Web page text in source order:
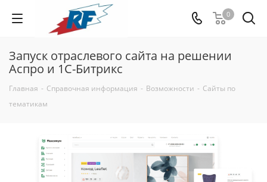
0
Запуск отраслевого сайта на решении
Аспро и 1С-Битрикс
Главная - Справочная информация - Возможности - Сайты по
тематикам